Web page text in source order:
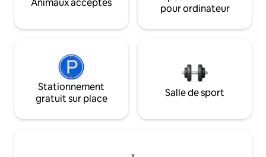
Animaux acceptés
pour ordinateur
Stationnement
gratuit sur place
Salle de sport